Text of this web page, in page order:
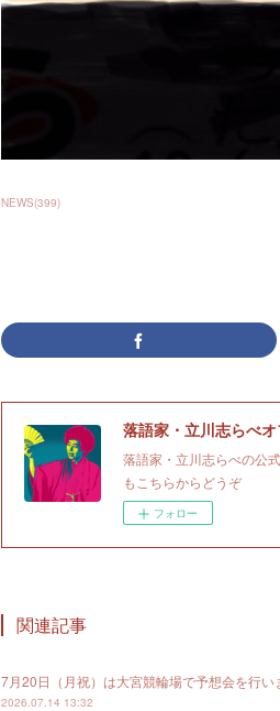
NEWS(399)
落語家・立川志らべ
落語家・立川志らべの公
もこちらからどうぞ
フォロー
関連記事
7月20日（月祝）は大宮競輪場で予想会を行い
2026.07.14 13:32